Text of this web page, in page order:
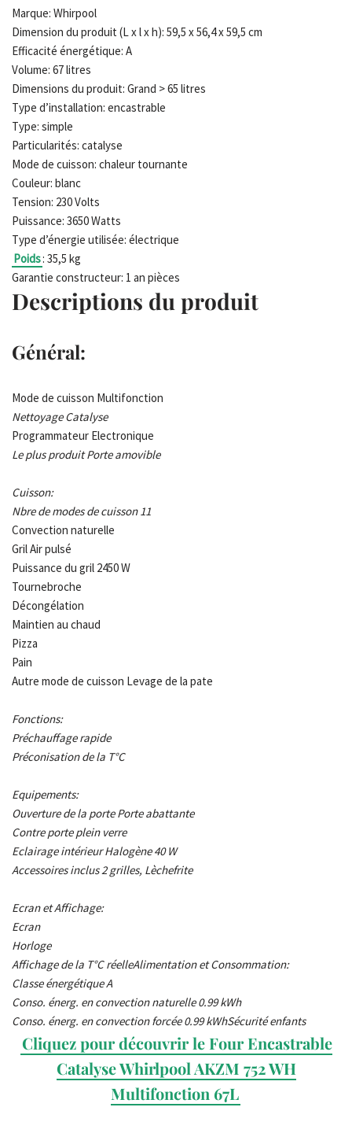
Marque: Whirpool
Dimension du produit (L x l x h): 59,5 x 56,4 x 59,5 cm
Efficacité énergétique: A
Volume: 67 litres
Dimensions du produit: Grand > 65 litres
Type d’installation: encastrable
Type: simple
Particularités: catalyse
Mode de cuisson: chaleur tournante
Couleur: blanc
Tension: 230 Volts
Puissance: 3650 Watts
Type d’énergie utilisée: électrique
Poids: 35,5 kg
Garantie constructeur: 1 an pièces
Descriptions du produit
Général:
Mode de cuisson Multifonction
Nettoyage Catalyse
Programmateur Electronique
Le plus produit Porte amovible
Cuisson:
Nbre de modes de cuisson 11
Convection naturelle
Gril Air pulsé
Puissance du gril 2450 W
Tournebroche
Décongélation
Maintien au chaud
Pizza
Pain
Autre mode de cuisson Levage de la pate
Fonctions:
Préchauffage rapide
Préconisation de la T°C
Equipements:
Ouverture de la porte Porte abattante
Contre porte plein verre
Eclairage intérieur Halogène 40 W
Accessoires inclus 2 grilles, Lèchefrite
Ecran et Affichage:
Ecran
Horloge
Affichage de la T°C réelleAlimentation et Consommation:
Classe énergétique A
Conso. énerg. en convection naturelle 0.99 kWh
Conso. énerg. en convection forcée 0.99 kWhSécurité enfants
Cliquez pour découvrir le Four Encastrable
Catalyse Whirlpool AKZM 752 WH
Multifonction 67L